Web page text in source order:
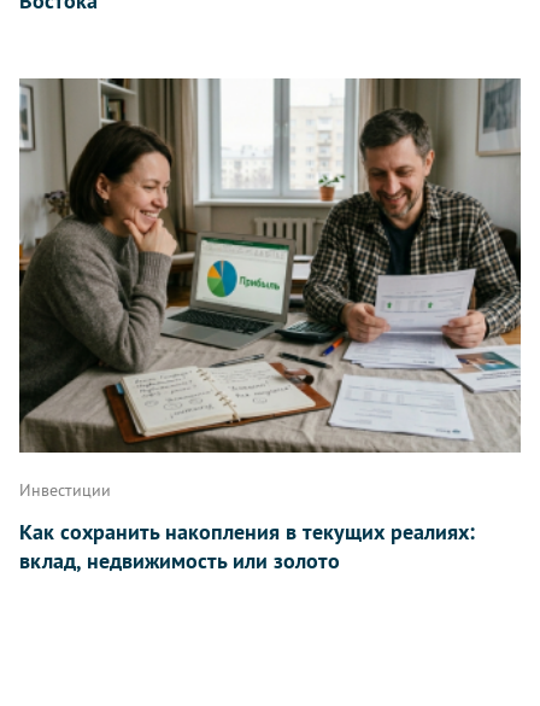
Инвестиции
Как сохранить накопления в текущих реалиях:
вклад, недвижимость или золото